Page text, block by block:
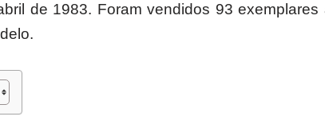
de 1983. Foram vendidos 93 exemplares